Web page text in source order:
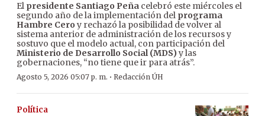
El presidente Santiago Peña celebró este miércoles el
segundo año de la implementación del programa
Hambre Cero y rechazó la posibilidad de volver al
sistema anterior de administración de los recursos y
sostuvo que el modelo actual, con participación del
Ministerio de Desarrollo Social (MDS)y las
gobernaciones, “no tiene que ir para atrás”.
Agosto 5, 2026 05:07 p. m. · Redacción ÚH
Política